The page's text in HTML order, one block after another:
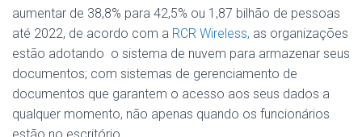
aumentar de 38,8% para 42,5% ou 1,87 bilhão de pessoas
até 2022, de acordo com a RCR Wireless, as organizações
estão adotando o sistema de nuvem para armazenar seus
documentos; com sistemas de gerenciamento de
documentos que garantem o acesso aos seus dados a
qualquer momento, não apenas quando os funcionários